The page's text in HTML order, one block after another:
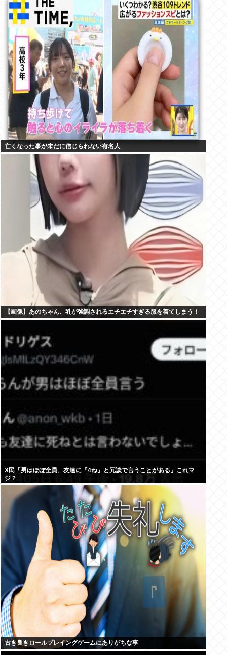
亡くなった事が未だに信じられない有名人
【画像】あのちゃん、乳が強調されるエチエチすぎる服を着てしまう！
X民「男はほぼ全員、友達に『4ね』と冗談で言うことがある」これマ
ジ？
古き良きロールプレイングゲームにありがちな事